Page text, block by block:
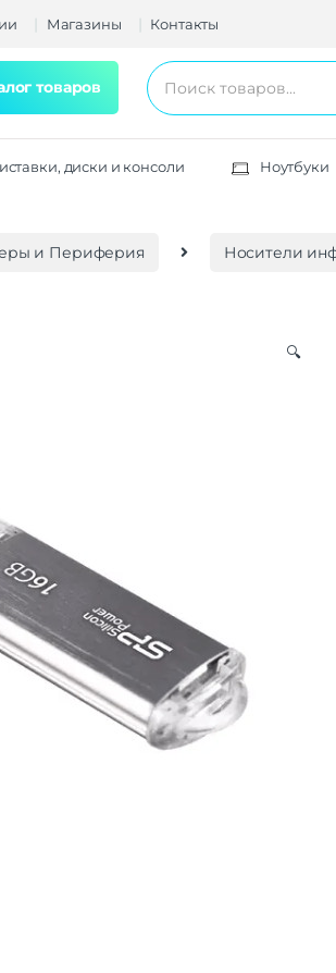
Магазины Контакты
товаров
диски и консоли Ноутбуки
и Периферия Носители
🔍